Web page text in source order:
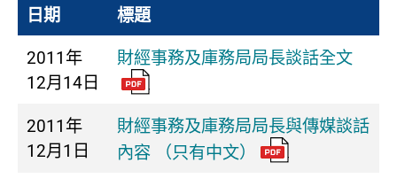
日期 標題
2011年
12月14日
財經事務及庫務局局長談話全文
2011年
12月1日
財經事務及庫務局局長與傳媒談話
內容 （只有中文）